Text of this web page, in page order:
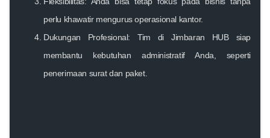
perlu khawatir mengurus operasional kantor.
Dukungan Profesional: Tim di Jimbaran HUB siap
membantu kebutuhan administratif Anda, seperti
penerimaan surat dan paket.